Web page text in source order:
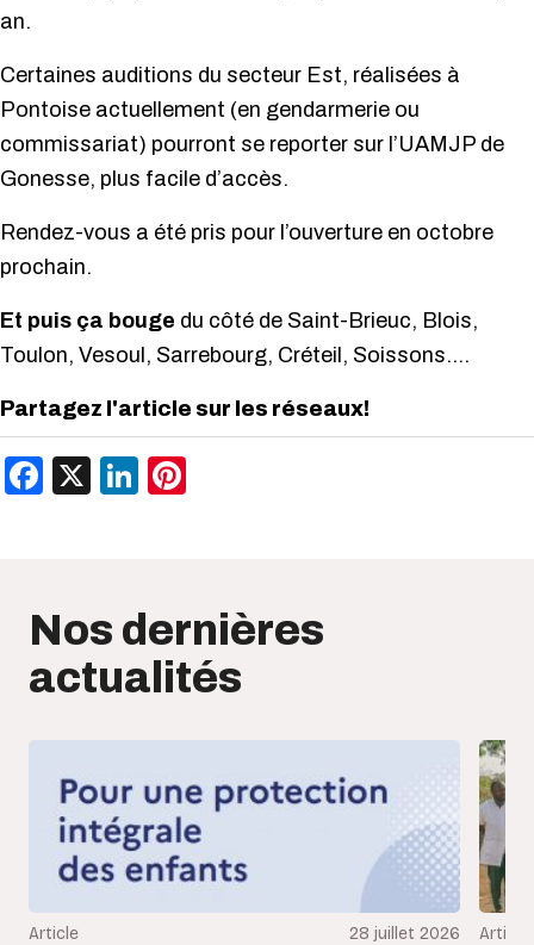
an.
Certaines auditions du secteur Est, réalisées à
Pontoise actuellement (en gendarmerie ou
commissariat) pourront se reporter sur l’UAMJP de
Gonesse, plus facile d’accès.
Rendez-vous a été pris pour l’ouverture en octobre
prochain.
Et puis ça bouge du côté de Saint-Brieuc, Blois,
Toulon, Vesoul, Sarrebourg, Créteil, Soissons….
Partagez l'article sur les réseaux!
Facebook
X LinkedIn
Nos dernières
actualités
Article 28 juillet 2026 Article